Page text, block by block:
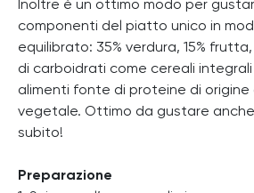
Inoltre è un ottimo modo per
componenti del piatto unico in
equilibrato: 35% verdura, 15%
di carboidrati come cereali
alimenti fonte di proteine di origine
vegetale. Ottimo da gustare
subito!
Preparazione